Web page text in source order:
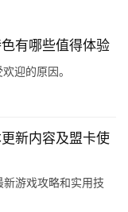
有哪些值得体验
迎的原因。
新内容及盟卡使
游戏攻略和实用技